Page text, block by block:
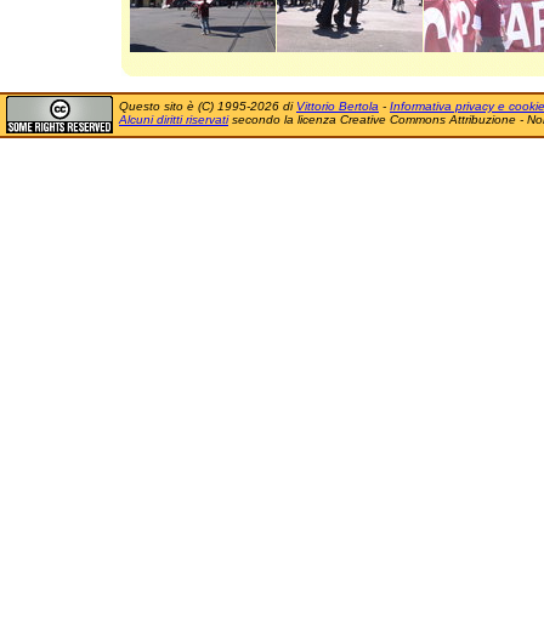
Questo sito è (C) 1995-2026 di Vittorio Bertola - Informativa privacy e cookie
Alcuni diritti riservatisecondo la licenza Creative Commons Attribuzione -